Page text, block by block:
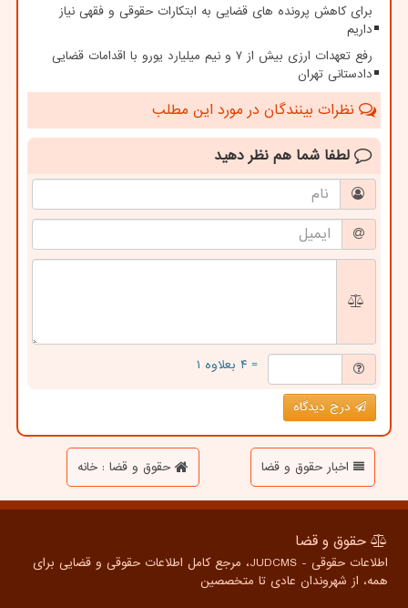
برای کاهش پرونده های قضایی به ابتکارات حقوقی و فقهی نیاز
داریم
رفع تعهدات ارزی بیش از ۷ و نیم میلیارد یورو با اقدامات قضایی
دادستانی تهران
نظرات بینندگان در مورد این مطلب
لطفا شما هم نظر دهید
= ۴ بعلاوه ۱
درج دیدگاه
اخبار حقوق و قضا حقوق و قضا : خانه
حقوق و قضا
اطلاعات حقوقی - JUDCMS، مرجع کامل اطلاعات حقوقی و قضایی برای
همه، از شهروندان عادی تا متخصصین